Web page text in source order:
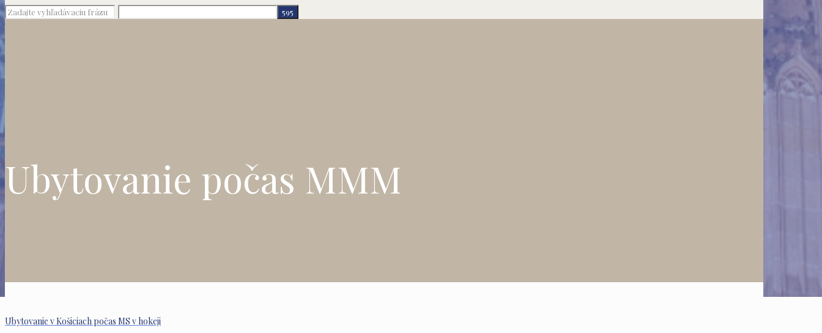
Ubytovanie počas MMM
Ubytovanie v Košiciach počas MS v hokeji